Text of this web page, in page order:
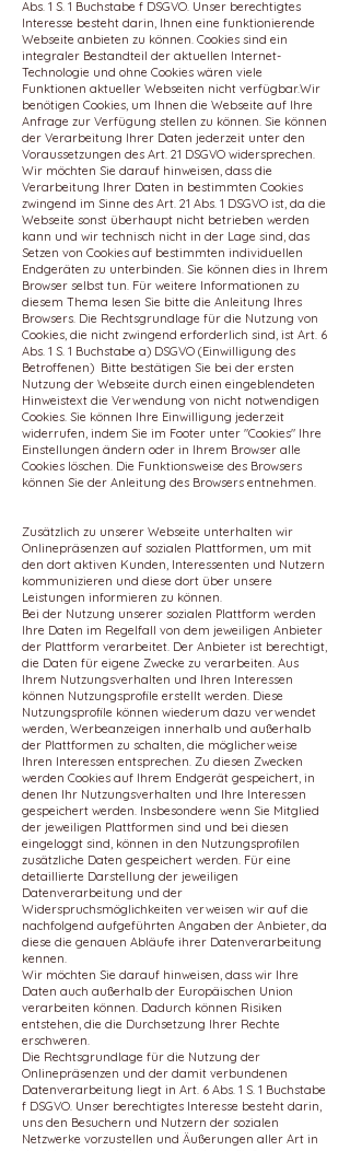
Abs. 1 S. 1 Buchstabe f DSGVO. Unser berechtigtes
Interesse besteht darin, Ihnen eine funktionierende
Webseite anbieten zu können. Cookies sind ein
integraler Bestandteil der aktuellen Internet-
Technologie und ohne Cookies wären viele
Funktionen aktueller Webseiten nicht verfügbar.Wir
benötigen Cookies, um Ihnen die Webseite auf Ihre
Anfrage zur Verfügung stellen zu können. Sie können
der Verarbeitung Ihrer Daten jederzeit unter den
Voraussetzungen des Art. 21 DSGVO widersprechen.
Wir möchten Sie darauf hinweisen, dass die
Verarbeitung Ihrer Daten in bestimmten Cookies
zwingend im Sinne des Art. 21 Abs. 1 DSGVO ist, da die
Webseite sonst überhaupt nicht betrieben werden
kann und wir technisch nicht in der Lage sind, das
Setzen von Cookies auf bestimmten individuellen
Endgeräten zu unterbinden. Sie können dies in Ihrem
Browser selbst tun. Für weitere Informationen zu
diesem Thema lesen Sie bitte die Anleitung Ihres
Browsers. Die Rechtsgrundlage für die Nutzung von
Cookies, die nicht zwingend erforderlich sind, ist Art. 6
Abs. 1 S. 1 Buchstabe a) DSGVO (Einwilligung des
Betroffenen) Bitte bestätigen Sie bei der ersten
Nutzung der Webseite durch einen eingeblendeten
Hinweistext die Verwendung von nicht notwendigen
Cookies. Sie können Ihre Einwilligung jederzeit
widerrufen, indem Sie im Footer unter "Cookies" Ihre
Einstellungen ändern oder in Ihrem Browser alle
Cookies löschen. Die Funktionsweise des Browsers
können Sie der Anleitung des Browsers entnehmen.
Zusätzlich zu unserer Webseite unterhalten wir
Onlinepräsenzen auf sozialen Plattformen, um mit
den dort aktiven Kunden, Interessenten und Nutzern
kommunizieren und diese dort über unsere
Leistungen informieren zu können.
Bei der Nutzung unserer sozialen Plattform werden
Ihre Daten im Regelfall von dem jeweiligen Anbieter
der Plattform verarbeitet. Der Anbieter ist berechtigt,
die Daten für eigene Zwecke zu verarbeiten. Aus
Ihrem Nutzungsverhalten und Ihren Interessen
können Nutzungsprofile erstellt werden. Diese
Nutzungsprofile können wiederum dazu verwendet
werden, Werbeanzeigen innerhalb und außerhalb
der Plattformen zu schalten, die möglicherweise
Ihren Interessen entsprechen. Zu diesen Zwecken
werden Cookies auf Ihrem Endgerät gespeichert, in
denen Ihr Nutzungsverhalten und Ihre Interessen
gespeichert werden. Insbesondere wenn Sie Mitglied
der jeweiligen Plattformen sind und bei diesen
eingeloggt sind, können in den Nutzungsprofilen
zusätzliche Daten gespeichert werden. Für eine
detaillierte Darstellung der jeweiligen
Datenverarbeitung und der
Widerspruchsmöglichkeiten verweisen wir auf die
nachfolgend aufgeführten Angaben der Anbieter, da
diese die genauen Abläufe ihrer Datenverarbeitung
kennen.
Wir möchten Sie darauf hinweisen, dass wir Ihre
Daten auch außerhalb der Europäischen Union
verarbeiten können. Dadurch können Risiken
entstehen, die die Durchsetzung Ihrer Rechte
erschweren.
Die Rechtsgrundlage für die Nutzung der
Onlinepräsenzen und der damit verbundenen
Datenverarbeitung liegt in Art. 6 Abs. 1 S. 1 Buchstabe
f DSGVO. Unser berechtigtes Interesse besteht darin,
uns den Besuchern und Nutzern der sozialen
Netzwerke vorzustellen und Äußerungen aller Art in